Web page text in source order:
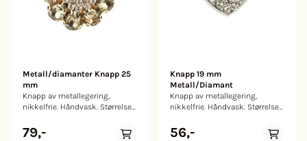
Metall/diamanter Knapp 25
mm
Knapp av metallegering,
nikkelfrie. Håndvask. Størrelse:
79,-
Knapp 19 mm
Metall/Diamant
Knapp av metallegering,
nikkelfrie. Håndvask. Størrelse:
56,-